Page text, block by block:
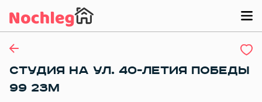
СТУДИЯ НА УЛ. 40-ЛЕТИЯ ПОБЕДЫ
99 23М